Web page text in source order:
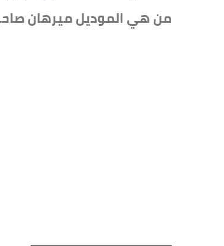
من هي الموديل ميرهان